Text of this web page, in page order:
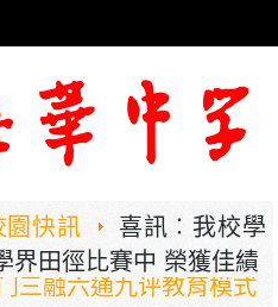
園快訊
喜訊︰我校學
界田徑比賽中 榮獲佳績
学成果奖申报——《普职
融六通九评教育模式